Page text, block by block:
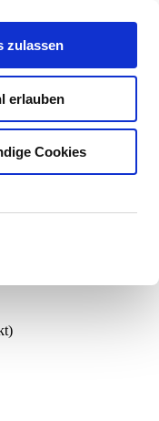
zulassen
erlauben
Cookies